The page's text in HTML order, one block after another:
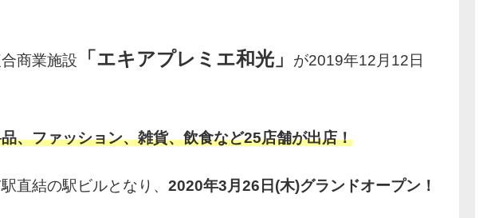
商業施設 「エキアプレミエ和光」
が2019年12月12日
、ファッション、雑貨、飲食など25店舗が出店！
直結の駅ビルとなり、 2020年3月26日(木)グランドオープン！